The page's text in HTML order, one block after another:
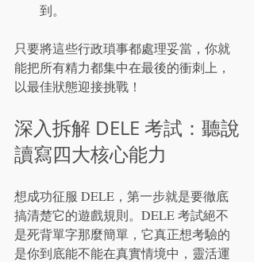
到。
只要將這些行政瑣事都處理妥當，你就
能把所有精力都集中在最後的衝刺上，
以最佳狀態迎接挑戰！
深入拆解 DELE 考試：聽說
讀寫四大核心能力
想成功征服 DELE，第一步就是要徹底
搞清楚它的遊戲規則。DELE 考試絕不
是死背單字那麼簡單，它真正想考驗的
是你到底能不能在真實情境中，靈活運